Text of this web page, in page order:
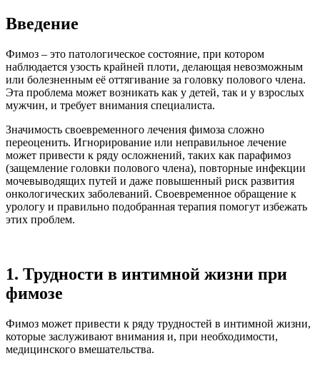
Введение
Фимоз – это патологическое состояние, при котором
наблюдается узость крайней плоти, делающая невозможным
или болезненным её оттягивание за головку полового члена.
Эта проблема может возникать как у детей, так и у взрослых
мужчин, и требует внимания специалиста.
Значимость своевременного лечения фимоза сложно
переоценить. Игнорирование или неправильное лечение
может привести к ряду осложнений, таких как парафимоз
(защемление головки полового члена), повторные инфекции
мочевыводящих путей и даже повышенный риск развития
онкологических заболеваний. Своевременное обращение к
урологу и правильно подобранная терапия помогут избежать
этих проблем.
1. Трудности в интимной жизни при
фимозе
Фимоз может привести к ряду трудностей в интимной жизни,
которые заслуживают внимания и, при необходимости,
медицинского вмешательства.